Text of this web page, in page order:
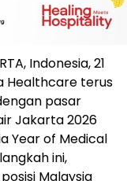
Indonesia,21
Healthcare terus
pasar
Jakarta 2026
Year of Medical
ini,
Malaysia